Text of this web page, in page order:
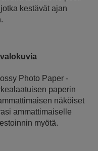
kestävät ajan
Photo Paper -
paperin
näköiset
ammattimaiselle
myötä.